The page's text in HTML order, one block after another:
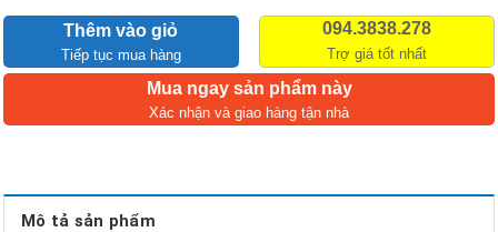
Thêm vào giỏ
Tiếp tục mua hàng
094.3838.278
Trợ giá tốt nhất
Mua ngay sản phẩm này
Xác nhận và giao hàng tận nhà
Mô tả sản phẩm